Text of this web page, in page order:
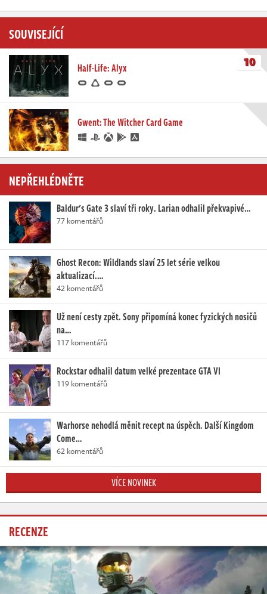
SOUVISEJÍCÍ
Half-Life: Alyx 10
Gwent: The Witcher Card Game
NEPŘEHLÉDNĚTE
Baldur's Gate 3 slaví tři roky. Larian odhalil překvapivé…
77 komentářů
Ghost Recon: Wildlands slaví 25 let série velkou
aktualizací.…
42 komentářů
Už není cesty zpět. Sony připomíná konec fyzických nosičů
na…
117 komentářů
Rockstar odhalil datum velké prezentace GTA VI
119 komentářů
Warhorse nehodlá měnit recept na úspěch. Další Kingdom
Come…
62 komentářů
VÍCE NOVINEK
RECENZE